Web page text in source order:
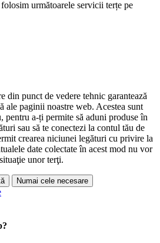
următoarele servicii terțe pe
din punct de vedere tehnic garantează
ale paginii noastre web. Acestea sunt
pentru a-ți permite să aduni produse în
sau să te conectezi la contul tău de
crearea niciunei legături cu privire la
date colectate în acest mod nu vor
unor terţi.
Numai cele necesare